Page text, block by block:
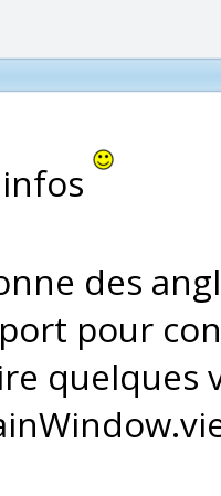
des
pour
quelques